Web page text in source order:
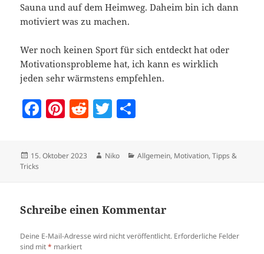
Sauna und auf dem Heimweg. Daheim bin ich dann
motiviert was zu machen.
Wer noch keinen Sport für sich entdeckt hat oder
Motivationsprobleme hat, ich kann es wirklich
jeden sehr wärmstens empfehlen.
F
c
e
o
o
k
Pi
es
R
d
di
T
itt
er
le
n
Veröffentlicht
am
15. Oktober 2023 Autor
Niko Kategorien
Allgemein, Motivation,Tipps &
Tricks
Schreibe einen Kommentar
Deine E-Mail-Adresse wird nicht veröffentlicht. Erforderliche Felder
sind mit* markiert